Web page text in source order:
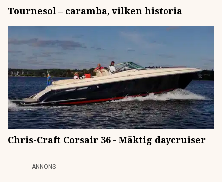
Tournesol – caramba, vilken historia
Chris-Craft Corsair 36 - Mäktig daycruiser
ANNONS